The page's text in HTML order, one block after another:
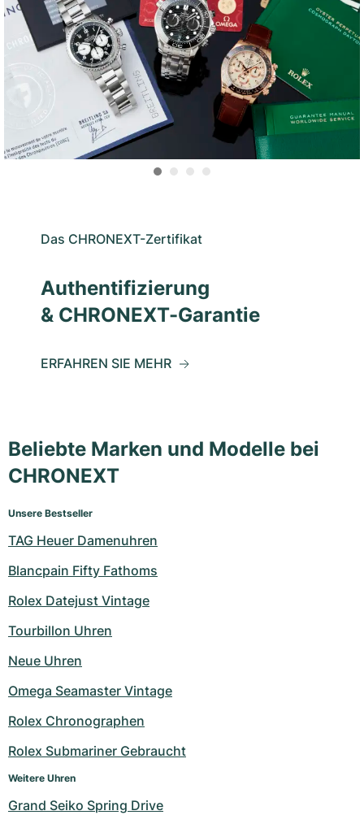
Das CHRONEXT-Zertifikat
Authentifizierung
& CHRONEXT-Garantie
ERFAHREN SIE MEHR
Beliebte Marken und Modelle bei
CHRONEXT
Unsere Bestseller
TAG Heuer Damenuhren
Blancpain Fifty Fathoms
Rolex Datejust Vintage
Tourbillon Uhren
Neue Uhren
Omega Seamaster Vintage
Rolex Chronographen
Rolex Submariner Gebraucht
Weitere Uhren
Grand Seiko Spring Drive